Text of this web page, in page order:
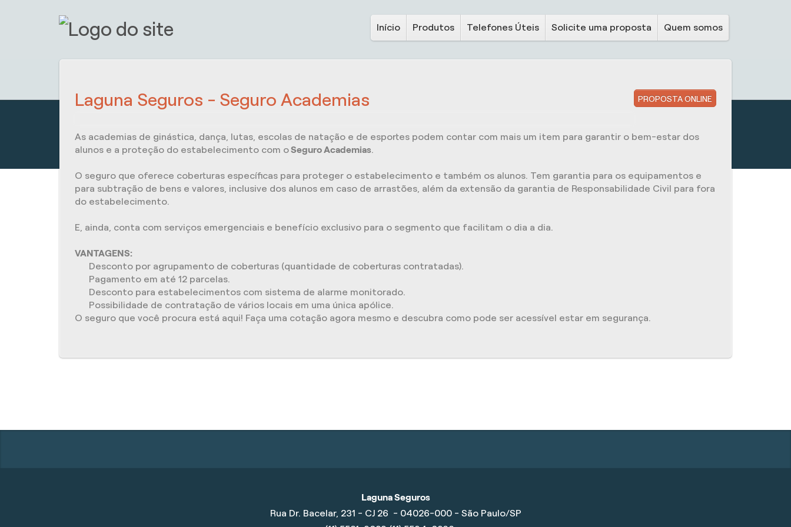
Início Produtos Telefones Úteis Solicite uma proposta Quem somos
PROPOSTA ONLINE
Laguna Seguros - Seguro Academias
As academias de ginástica, dança, lutas, escolas de natação e de esportes podem contar com mais um item para garantir o bem-estar dos
alunos e a proteção do estabelecimento com oSeguro Academias.
O seguro que oferece coberturas específicas para proteger o estabelecimento e também os alunos. Tem garantia para os equipamentos e
para subtração de bens e valores, inclusive dos alunos em caso de arrastões, além da extensão da garantia de Responsabilidade Civil para fora
do estabelecimento.
E, ainda, conta com serviços emergenciais e benefício exclusivo para o segmento que facilitam o dia a dia.
VANTAGENS:
Desconto por agrupamento de coberturas (quantidade de coberturas contratadas).
Pagamento em até 12 parcelas.
Desconto para estabelecimentos com sistema de alarme monitorado.
Possibilidade de contratação de vários locais em uma única apólice.
O seguro que você procura está aqui! Faça uma cotação agora mesmo e descubra como pode ser acessível estar em segurança.
Laguna Seguros
Rua Dr. Bacelar, 231 - CJ 26 - 04026-000 - São Paulo/SP